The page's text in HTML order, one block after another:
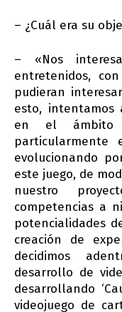
– ¿Cuál era su
– «Nos
entretenidos,
pudieran
esto, intentamos
en el ámbito
evolucionando
este juego, de
nuestro
competencias a
potencialidades
creación de
decidimos
desarrollo de
desarrollando
videojuego de